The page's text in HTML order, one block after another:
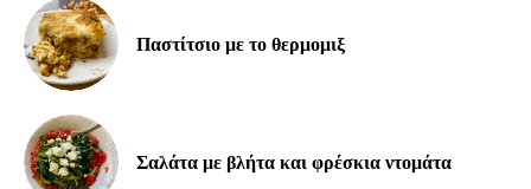
Παστίτσιο με το θερμομιξ
Σαλάτα με βλήτα και φρέσκια ντομάτα